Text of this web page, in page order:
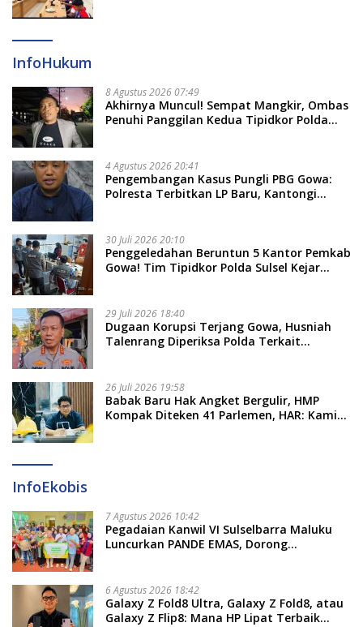
InfoHukum
8 Agustus 2026 07:49
Akhirnya Muncul! Sempat Mangkir, Ombas
Penuhi Panggilan Kedua Tipidkor Polda
4 Agustus 2026 20:41
Pengembangan Kasus Pungli PBG Gowa:
Polresta Terbitkan LP Baru, Kantongi
30 Juli 2026 20:10
Penggeledahan Beruntun 5 Kantor Pemkab
Gowa! Tim Tipidkor Polda Sulsel Kejar
29 Juli 2026 18:40
Dugaan Korupsi Terjang Gowa, Husniah
Talenrang Diperiksa Polda Terkait
26 Juli 2026 19:58
​Babak Baru Hak Angket Bergulir, HMP
Kompak Diteken 41 Parlemen, HAR: Kami
InfoEkobis
7 Agustus 2026 10:42
Pegadaian Kanwil VI Sulselbarra Maluku
Luncurkan PANDE EMAS, Dorong
6 Agustus 2026 18:42
Galaxy Z Fold8 Ultra, Galaxy Z Fold8, atau
Galaxy Z Flip8: Mana HP Lipat Terbaik